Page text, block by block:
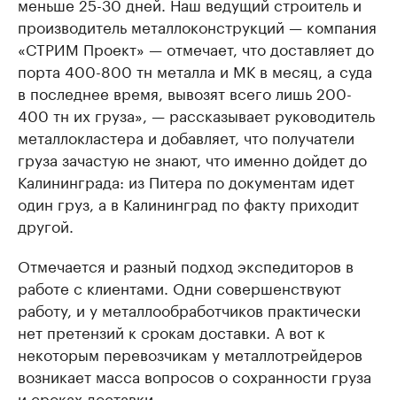
производитель металлоконструкций — компания
«СТРИМ Проект» — отмечает, что доставляет до
порта 400-800 тн металла и МК в месяц, а суда
в последнее время, вывозят всего лишь 200-
400 тн их груза», — рассказывает руководитель
металлокластера и добавляет, что получатели
груза зачастую не знают, что именно дойдет до
Калининграда: из Питера по документам идет
один груз, а в Калининград по факту приходит
другой.
Отмечается и разный подход экспедиторов в
работе с клиентами. Одни совершенствуют
работу, и у металлообработчиков практически
нет претензий к срокам доставки. А вот к
некоторым перевозчикам у металлотрейдеров
возникает масса вопросов о сохранности груза